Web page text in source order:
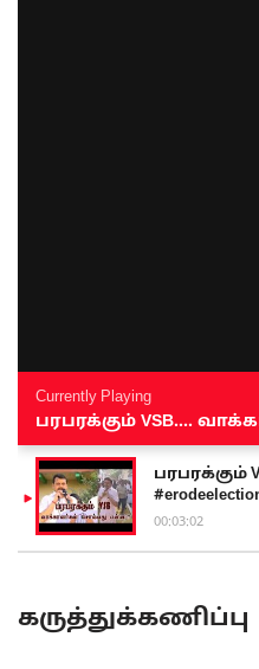
Currently Playing
பரபரக்கும் VSB....
பரபரக்கும்
00:03:02
கருத்துக்கணிப்பு